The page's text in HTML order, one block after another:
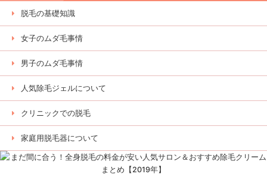
脱毛の基礎知識
女子のムダ毛事情
男子のムダ毛事情
人気除毛ジェルについて
クリニックでの脱毛
家庭用脱毛器について